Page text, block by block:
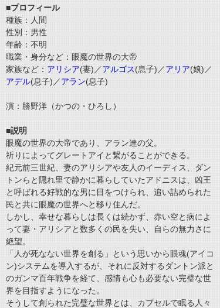
■プロフィール
種族：人間
性別：男性
年齢：不明
職業・身分など：眼魔の世界の大帝
家族など： アリシア(妻)／アルゴス(息子)／アリア(娘)／
アデル(息子)／アラン(息子)
演：勝野洋（かつの・ひろし）
■説明
眼魔の世界の大帝であり、アラン達の父。
祈りによってグレートアイと繋がることができる。
紀元前三世紀、妻のアリシアや友人のイーディス、ダン
トンらと隠れ里で静かに暮らしていたアドニスは、凶王
と呼ばれる好戦的な男に目をつけられ、追い詰められた
民と共に眼魔の世界へと移り住んだ。
しかし、幸せな暮らしは長くは続かず、赤い空と病によ
って妻・アリシアと数多くの民を失い、自らの無力さに
絶望。
「人が死なない世界を創る」という思いから眼魂(アイコ
ン)システムを導入するが、それに反対するダントン派と
のガンマ百年戦争を経て、感情も心も必要ない完璧な世
界を目指すようになった。
そうして創られた完璧な世界とは、カプセルで眠る人々